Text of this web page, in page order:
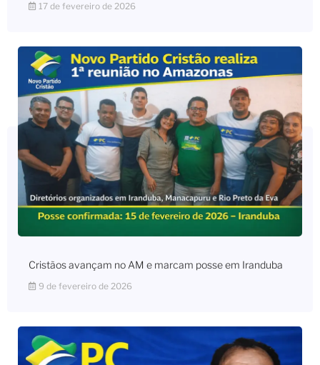
17 de fevereiro de 2026
Cristãos avançam no AM e marcam posse em Iranduba
9 de fevereiro de 2026